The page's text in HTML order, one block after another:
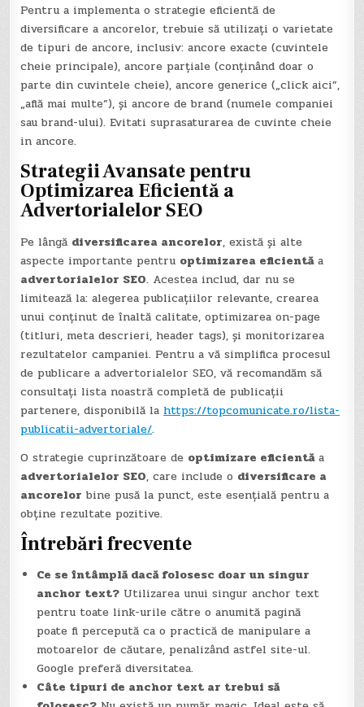
Pentru a implementa o strategie eficientă de
diversificare a ancorelor, trebuie să utilizați o varietate
de tipuri de ancore, inclusiv: ancore exacte (cuvintele
cheie principale), ancore parțiale (conținând doar o
parte din cuvintele cheie), ancore generice („click aici”,
„află mai multe”), și ancore de brand (numele companiei
sau brand-ului). Evitati suprasaturarea de cuvinte cheie
in ancore.
Strategii Avansate pentru
Optimizarea Eficientă a
Advertorialelor SEO
Pe lângă diversificarea ancorelor, există și alte
aspecte importante pentru optimizarea eficientăa
advertorialelor SEO. Acestea includ, dar nu se
limitează la: alegerea publicațiilor relevante, crearea
unui conținut de înaltă calitate, optimizarea on-page
(titluri, meta descrieri, header tags), și monitorizarea
rezultatelor campaniei. Pentru a vă simplifica procesul
de publicare a advertorialelor SEO, vă recomandăm să
consultați lista noastră completă de publicații
partenere, disponibilă la https://topcomunicate.ro/lista-
publicatii-advertoriale/.
O strategie cuprinzătoare de optimizare eficientăa
advertorialelor SEO, care include o diversificare a
ancorelor bine pusă la punct, este esențială pentru a
obține rezultate pozitive.
Întrebări frecvente
Ce se întâmplă dacă folosesc doar un singur
anchor text? Utilizarea unui singur anchor text
pentru toate link-urile către o anumită pagină
poate fi percepută ca o practică de manipulare a
motoarelor de căutare, penalizând astfel site-ul.
Google preferă diversitatea.
Câte tipuri de anchor text ar trebui să